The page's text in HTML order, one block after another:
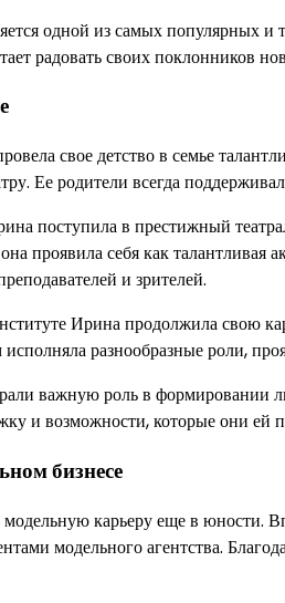
одной из самых популярных и
радовать своих поклонников
свое детство в семье
Ее родители всегда
поступила в престижный
проявила себя как
и зрителей.
Ирина продолжила свою
разнообразные роли,
важную роль в
и возможности, которые они ей
бизнесе
карьеру еще в юности.
модельного агентства.